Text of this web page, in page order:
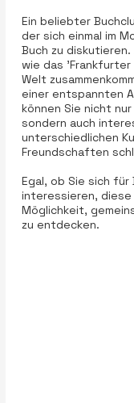
Ein beliebter
der sich einmal im
Buch zu
wie das
Welt
einer entspannten
können Sie nicht
sondern auch
unterschiedlichen
Freundschaften
Egal, ob Sie sich
interessieren, diese
Möglichkeit,
zu entdecken.